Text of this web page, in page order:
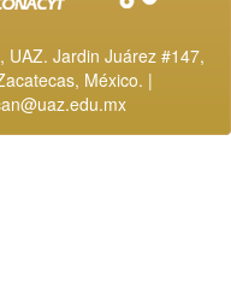
UAZ. Jardin Juárez #147,
México. |